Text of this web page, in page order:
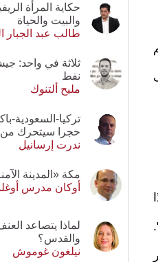
حكاية المرأة
والبيت والحياة
طالب عبد الجبار
ثلاثة في واحد:
نفط
مليح ألتنوك
تركيا-السعودية-
حجرا سيتحرك من
ندرت إرسانيل
مكة «المدينة
أوكان مدرس
لماذا يتصاعد
والقدس؟
نيلغون غوموش